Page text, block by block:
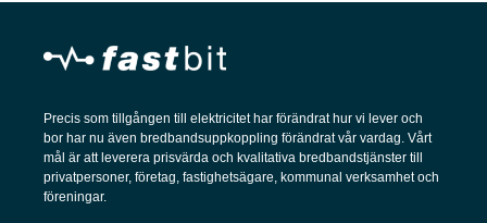
Precis som tillgången till elektricitet har förändrat hur vi lever och
bor har nu även bredbandsuppkoppling förändrat vår vardag. Vårt
mål är att leverera prisvärda och kvalitativa bredbandstjänster till
privatpersoner, företag, fastighetsägare, kommunal verksamhet och
föreningar.